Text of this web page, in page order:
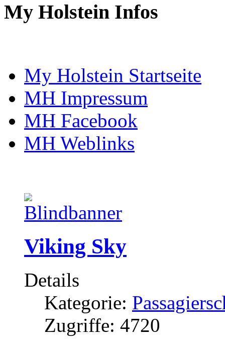
My Holstein Infos
My Holstein Startseite
MH Impressum
MH Facebook
MH Weblinks
Viking Sky
Details
Kategorie:
Zugriffe: 4720